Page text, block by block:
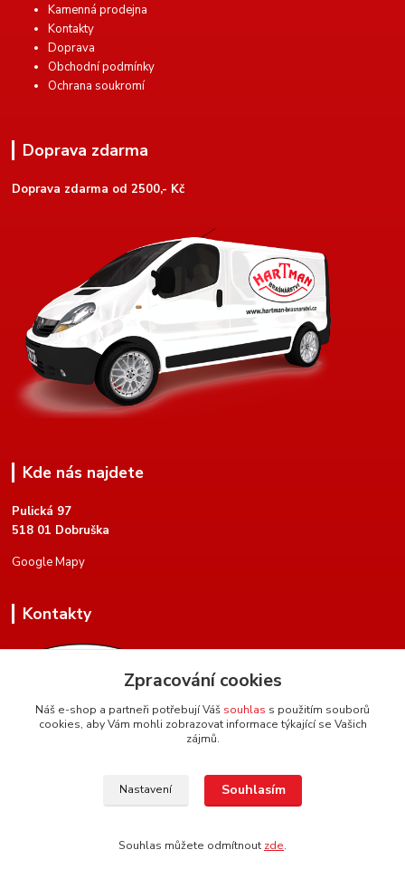
Kamenná prodejna
Kontakty
Doprava
Obchodní podmínky
Ochrana soukromí
Doprava zdarma
Doprava zdarma od 2500,- Kč
Kde nás najdete
Pulická 97
518 01 Dobruška
Google Mapy
Kontakty
+420 604 134 951
hartman.brasnarstvi@seznam.cz
Zpracování cookies
Náš e-shop a partneři potřebují Váš souhlas s použitím souborů
cookies, aby Vám mohli zobrazovat informace týkající se Vašich
zájmů.
Nastavení Souhlasím
Souhlas můžete odmítnout zde.